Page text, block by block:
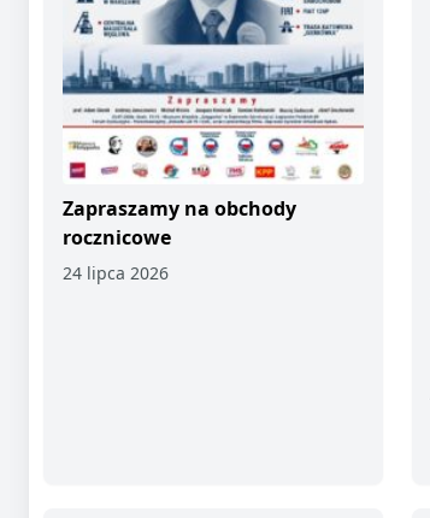
Zapraszamy na obchody
rocznicowe
24 lipca 2026